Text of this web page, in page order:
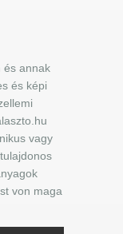
és annak
és képi
vagy
von maga